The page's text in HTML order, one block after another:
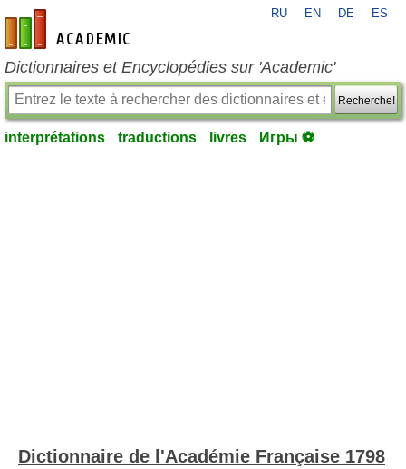
fr-academic.com
RU EN DE ES
Dictionnaires et Encyclopédies sur 'Academic'
Recherche!
interprétations traductions livres Игры ⚽
Dictionnaire de l'Académie Française 1798